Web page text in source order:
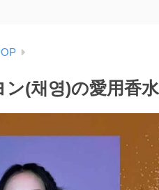
ン(채영)の愛用香